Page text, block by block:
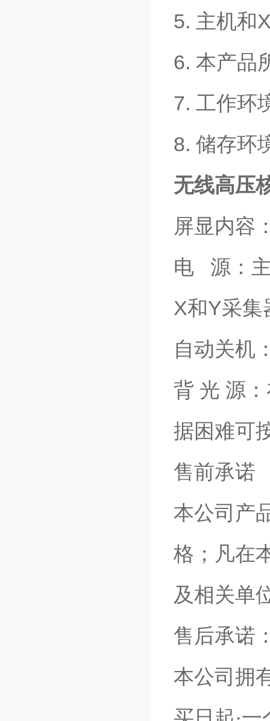
5. 主机和
6. 本产品
7. 工作环
8. 储存环
无线高压
屏显内容
电 源：
X和Y采集
自动关机
背 光 源
据困难可
售前承诺
本公司产
格；凡在
及相关单
售后承诺
本公司拥